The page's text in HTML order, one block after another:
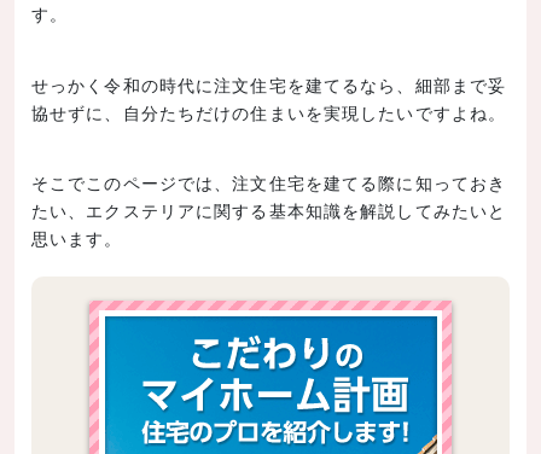
す。
せっかく令和の時代に注文住宅を建てるなら、細部まで妥
協せずに、自分たちだけの住まいを実現したいですよね。
そこでこのページでは、注文住宅を建てる際に知っておき
たい、エクステリアに関する基本知識を解説してみたいと
思います。